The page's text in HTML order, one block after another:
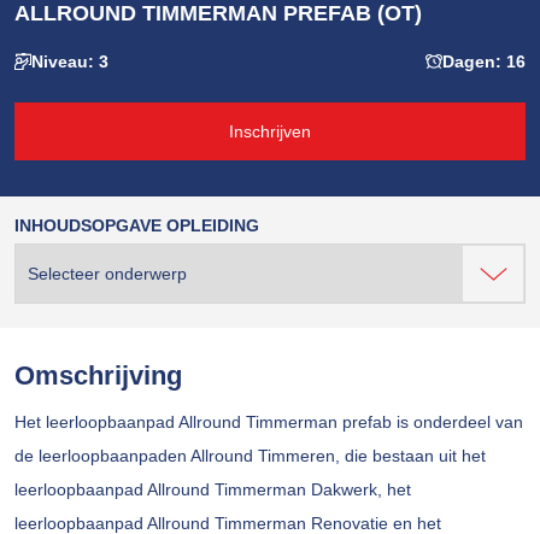
ALLROUND TIMMERMAN PREFAB (OT)
Niveau: 3 Dagen: 16
Inschrijven
INHOUDSOPGAVE OPLEIDING
Omschrijving
Het leerloopbaanpad Allround Timmerman prefab is onderdeel van
de leerloopbaanpaden Allround Timmeren, die bestaan uit het
leerloopbaanpad Allround Timmerman Dakwerk, het
leerloopbaanpad Allround Timmerman Renovatie en het